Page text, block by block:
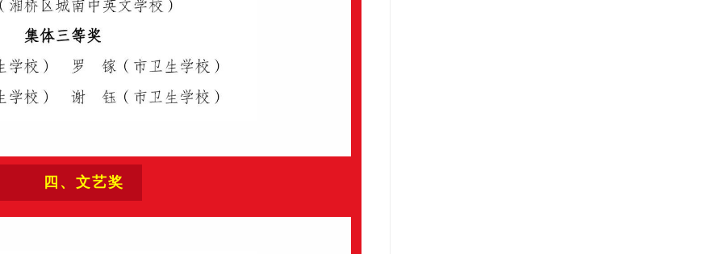
四、文艺奖